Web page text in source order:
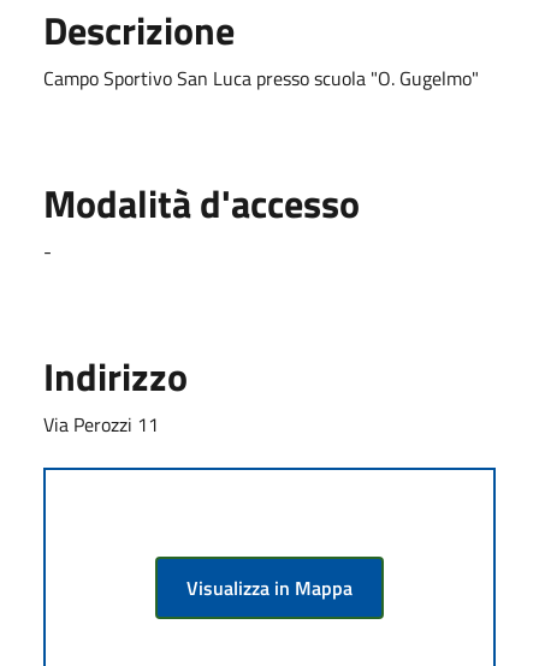
Descrizione
Campo Sportivo San Luca presso scuola "O. Gugelmo"
Modalità d'accesso
-
Indirizzo
Via Perozzi 11
Visualizza in Mappa